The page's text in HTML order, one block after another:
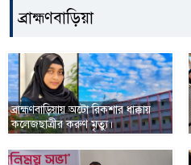
ব্রাহ্মণবাড়িয়া
ব্রাহ্মণবাড়িয়ায় অটো রিকশার ধাক্কায়
কলেজছাত্রীর করুণ মৃত্যু।